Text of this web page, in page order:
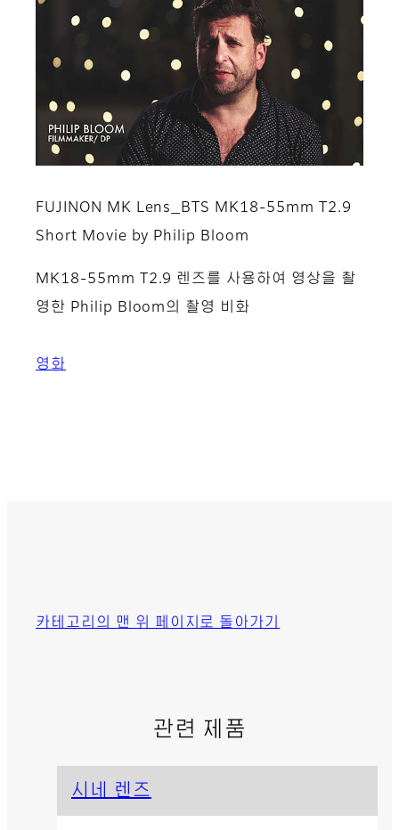
FUJINON MK Lens_BTS MK18-55mm T2.9
Short Movie by Philip Bloom
MK18-55mm T2.9 렌즈를 사용하여 영상을 촬
영한 Philip Bloom의 촬영 비화
영화
카테고리의 맨 위 페이지로 돌아가기
관련 제품
시네 렌즈